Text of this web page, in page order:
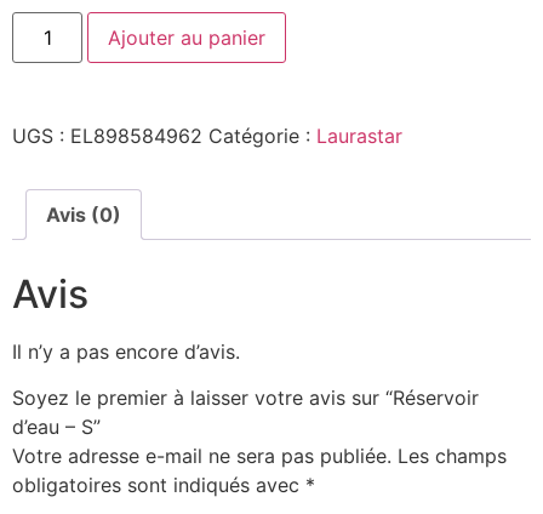
Ajouter au panier
UGS : EL898584962 Catégorie : Laurastar
Avis (0)
Avis
Il n’y a pas encore d’avis.
Soyez le premier à laisser votre avis sur “Réservoir
d’eau – S”
Votre adresse e-mail ne sera pas publiée. Les champs
obligatoires sont indiqués avec *